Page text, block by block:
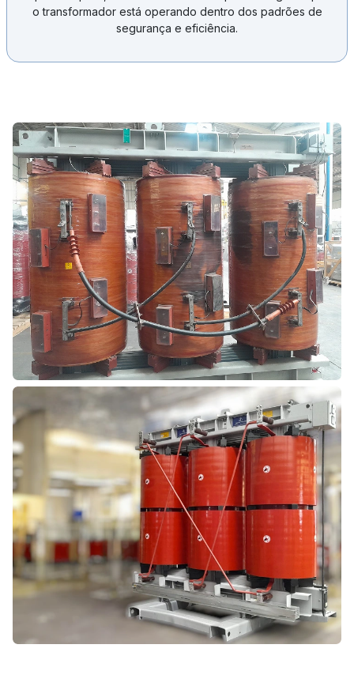
o transformador está operando dentro dos padrões de
segurança e eficiência.